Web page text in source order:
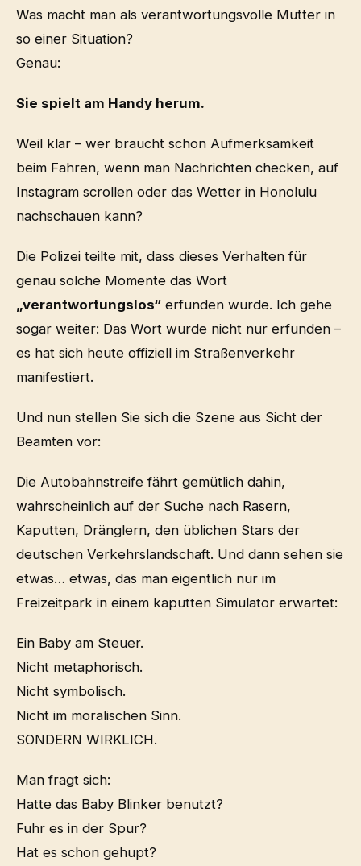
Was macht man als verantwortungsvolle Mutter in
so einer Situation?
Genau:
Sie spielt am Handy herum.
Weil klar – wer braucht schon Aufmerksamkeit
beim Fahren, wenn man Nachrichten checken, auf
Instagram scrollen oder das Wetter in Honolulu
nachschauen kann?
Die Polizei teilte mit, dass dieses Verhalten für
genau solche Momente das Wort
„verantwortungslos“ erfunden wurde. Ich gehe
sogar weiter: Das Wort wurde nicht nur erfunden –
es hat sich heute offiziell im Straßenverkehr
manifestiert.
Und nun stellen Sie sich die Szene aus Sicht der
Beamten vor:
Die Autobahnstreife fährt gemütlich dahin,
wahrscheinlich auf der Suche nach Rasern,
Kaputten, Dränglern, den üblichen Stars der
deutschen Verkehrslandschaft. Und dann sehen sie
etwas… etwas, das man eigentlich nur im
Freizeitpark in einem kaputten Simulator erwartet:
Ein Baby am Steuer.
Nicht metaphorisch.
Nicht symbolisch.
Nicht im moralischen Sinn.
SONDERN WIRKLICH.
Man fragt sich:
Hatte das Baby Blinker benutzt?
Fuhr es in der Spur?
Hat es schon gehupt?